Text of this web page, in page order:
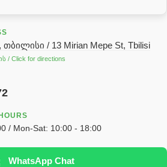
ზეთი( კარობკის ზეთი)
თბილისი / 13 Mirian Mepe St, Tbilisi
/ Click for directions
/ Mon-Sat: 10:00 - 18:00
WhatsApp Chat